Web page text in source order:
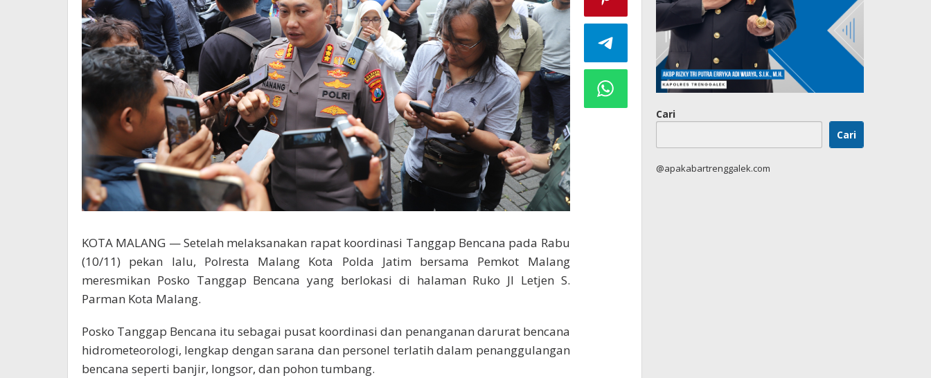
KOTA MALANG — Setelah melaksanakan rapat koordinasi Tanggap Bencana pada Rabu
(10/11) pekan lalu, Polresta Malang Kota Polda Jatim bersama Pemkot Malang
meresmikan Posko Tanggap Bencana yang berlokasi di halaman Ruko Jl Letjen S.
Parman Kota Malang.
Posko Tanggap Bencana itu sebagai pusat koordinasi dan penanganan darurat bencana
hidrometeorologi, lengkap dengan sarana dan personel terlatih dalam penanggulangan
bencana seperti banjir, longsor, dan pohon tumbang.
Cari
Cari
@apakabartrenggalek.com